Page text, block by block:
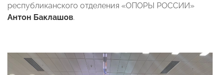
республиканского отделения «ОПОРЫ РОССИИ»
Антон Баклашов.